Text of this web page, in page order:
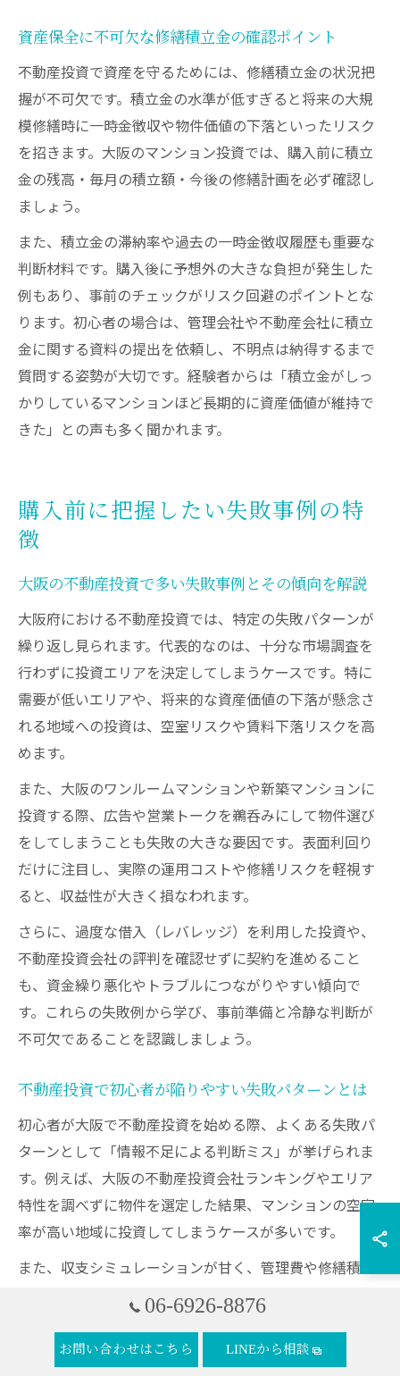
資産保全に不可欠な修繕積立金の確認ポイント
不動産投資で資産を守るためには、修繕積立金の状況把
握が不可欠です。積立金の水準が低すぎると将来の大規
模修繕時に一時金徴収や物件価値の下落といったリスク
を招きます。大阪のマンション投資では、購入前に積立
金の残高・毎月の積立額・今後の修繕計画を必ず確認し
ましょう。
また、積立金の滞納率や過去の一時金徴収履歴も重要な
判断材料です。購入後に予想外の大きな負担が発生した
例もあり、事前のチェックがリスク回避のポイントとな
ります。初心者の場合は、管理会社や不動産会社に積立
金に関する資料の提出を依頼し、不明点は納得するまで
質問する姿勢が大切です。経験者からは「積立金がしっ
かりしているマンションほど長期的に資産価値が維持で
きた」との声も多く聞かれます。
購入前に把握したい失敗事例の特
徴
大阪の不動産投資で多い失敗事例とその傾向を解説
大阪府における不動産投資では、特定の失敗パターンが
繰り返し見られます。代表的なのは、十分な市場調査を
行わずに投資エリアを決定してしまうケースです。特に
需要が低いエリアや、将来的な資産価値の下落が懸念さ
れる地域への投資は、空室リスクや賃料下落リスクを高
めます。
また、大阪のワンルームマンションや新築マンションに
投資する際、広告や営業トークを鵜呑みにして物件選び
をしてしまうことも失敗の大きな要因です。表面利回り
だけに注目し、実際の運用コストや修繕リスクを軽視す
ると、収益性が大きく損なわれます。
さらに、過度な借入（レバレッジ）を利用した投資や、
不動産投資会社の評判を確認せずに契約を進めること
も、資金繰り悪化やトラブルにつながりやすい傾向で
す。これらの失敗例から学び、事前準備と冷静な判断が
不可欠であることを認識しましょう。
不動産投資で初心者が陥りやすい失敗パターンとは
初心者が大阪で不動産投資を始める際、よくある失敗パ
ターンとして「情報不足による判断ミス」が挙げられま
す。例えば、大阪の不動産投資会社ランキングやエリア
特性を調べずに物件を選定した結果、マンションの空室
率が高い地域に投資してしまうケースが多いです。
また、収支シミュレーションが甘く、管理費や修繕積立
金、税金などのランニングコストを見落としがちです。
済が負担となるリスクが高まります。
06-6926-8876
お問い合わせはこちら LINEから相談